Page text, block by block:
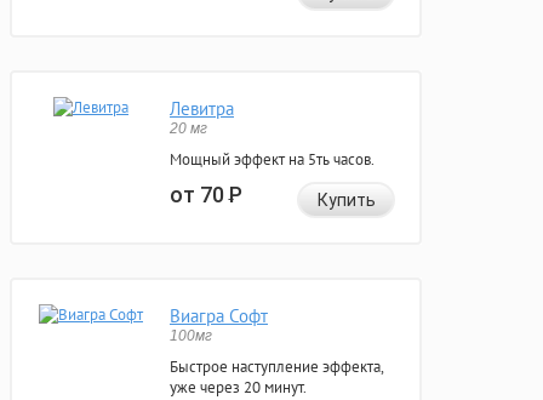
Левитра
20 мг
Мощный эффект на 5ть часов.
от 70Р Купить
Виагра Софт
100мг
Быстрое наступление эффекта,
уже через 20 минут.